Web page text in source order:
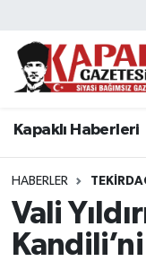
Kapaklı Haberleri
HABERLER
Vali
Kapaklı
Asayiş
Spor
Eğitim
Tekirdağ
Tekirdağ
Tekirdağ
Süper Lig